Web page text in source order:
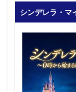
シンデレラ・マ